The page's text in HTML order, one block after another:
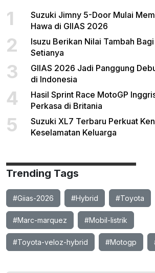
1
Suzuki Jimny 5-Door Mulai
Hawa di GIIAS 2026
2
Isuzu Berikan Nilai Tambah
Setianya
3
GIIAS 2026 Jadi Panggung
di Indonesia
4
Hasil Sprint Race MotoGP
Perkasa di Britania
5
Suzuki XL7 Terbaru Perkuat
Keselamatan Keluarga
Trending Tags
#Giias-2026 #Hybrid #Toyota
#Marc-marquez #Mobil-listrik
#Toyota-veloz-hybrid #Motogp